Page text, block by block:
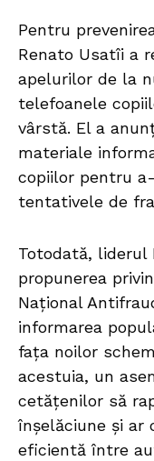
Pentru
Renato Usatîi a
apelurilor de la
telefoanele
vârstă. El a
materiale
copiilor pentru
tentativele de
Totodată,
propunerea
Național
informarea
fața noilor
acestuia, un
cetățenilor să
înșelăciune și ar
eficientă între